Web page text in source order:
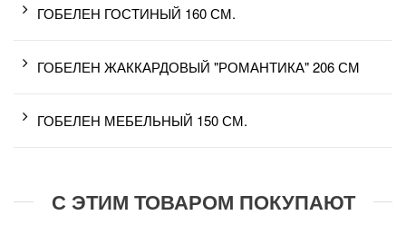
ГОБЕЛЕН ГОСТИНЫЙ 160 СМ.
ГОБЕЛЕН ЖАККАРДОВЫЙ "РОМАНТИКА" 206 СМ
ГОБЕЛЕН МЕБЕЛЬНЫЙ 150 СМ.
С ЭТИМ ТОВАРОМ ПОКУПАЮТ